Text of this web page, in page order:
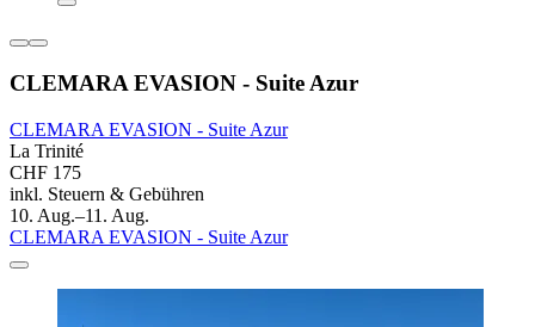
CLEMARA EVASION - Suite Azur
CLEMARA EVASION - Suite Azur
La Trinité
CHF 175
inkl. Steuern & Gebühren
10. Aug.–11. Aug.
CLEMARA EVASION - Suite Azur